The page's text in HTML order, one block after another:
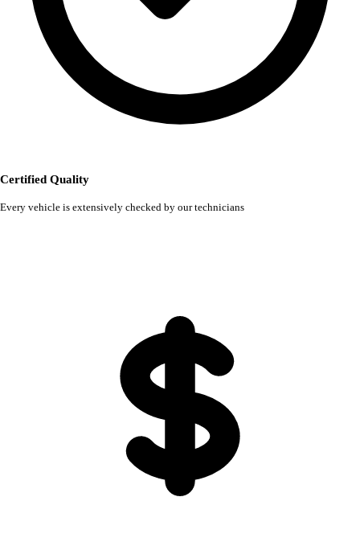
Certified Quality
Every vehicle is extensively checked by our technicians